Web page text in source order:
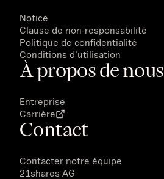
Notice
Clause de non-responsabilité
Politique de confidentialité
Conditions d'utilisation
À propos de nous
Entreprise
Carrière
Contact
Contacter notre équipe
21shares AG